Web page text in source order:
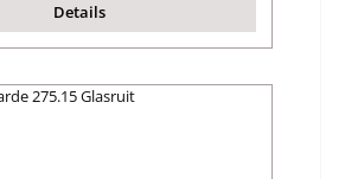
Details